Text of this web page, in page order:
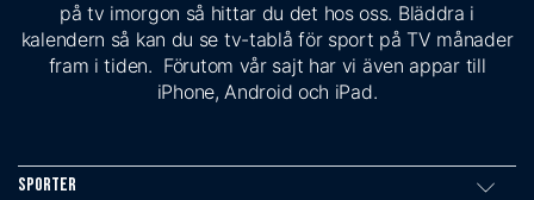
på tv imorgon så hittar du det hos oss. Bläddra i
kalendern så kan du se tv-tablå för sport på TV månader
fram i tiden. Förutom vår sajt har vi även appar till
iPhone, Android och iPad.
Sporter